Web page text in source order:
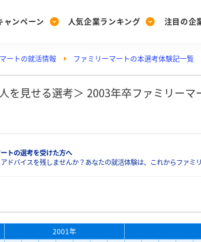
ャンペーン
Post
投稿する
[27卒] 本選
人気企業ランキング
Ranking
ランキングを見る
みんなのDX
Vote
投票する
注目の企
PickUp
注目の企業特集
ートの就活情報 ファミリーマートの本選考体験記一覧
を見せる選考＞ 2003年卒ファミリーマ
トの選考を受けた方へ
ドバイスを残しませんか？あなたの就活体験は、これからファミ
2001年